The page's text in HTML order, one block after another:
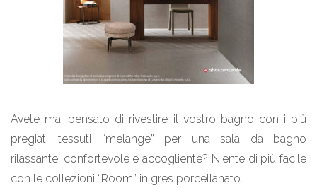
Avete mai pensato di rivestire il vostro bagno con i più
pregiati tessuti “melange” per una sala da bagno
rilassante, confortevole e accogliente? Niente di più facile
con le collezioni “Room” in gres porcellanato.